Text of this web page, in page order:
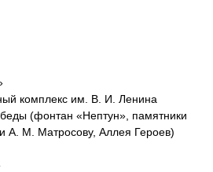
комплекс им. В. И. Ленина
(фонтан «Нептун», памятники
А. М. Матросову, Аллея Героев)